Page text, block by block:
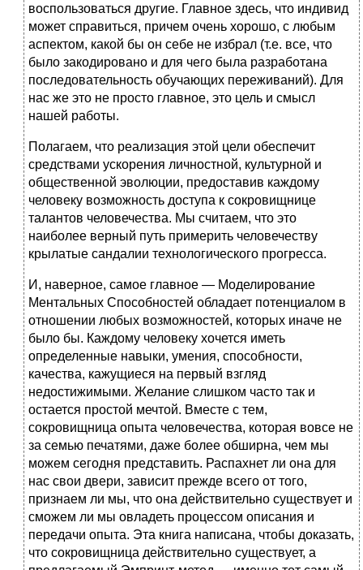
воспользоваться другие. Главное здесь, что индивид
может справиться, причем очень хорошо, с любым
аспектом, какой бы он себе не избрал (т.е. все, что
было закодировано и для чего была разработана
последовательность обучающих переживаний). Для
нас же это не просто главное, это цель и смысл
нашей работы.
Полагаем, что реализация этой цели обеспечит
средствами ускорения личностной, культурной и
общественной эволюции, предоставив каждому
человеку возможность доступа к сокровищнице
талантов человечества. Мы считаем, что это
наиболее верный путь примерить человечеству
крылатые сандалии технологического прогресса.
И, наверное, самое главное — Моделирование
Ментальных Способностей обладает потенциалом в
отношении любых возможностей, которых иначе не
было бы. Каждому человеку хочется иметь
определенные навыки, умения, способности,
качества, кажущиеся на первый взгляд
недостижимыми. Желание слишком часто так и
остается простой мечтой. Вместе с тем,
сокровищница опыта человечества, которая вовсе не
за семью печатями, даже более обширна, чем мы
можем сегодня представить. Распахнет ли она для
нас свои двери, зависит прежде всего от того,
признаем ли мы, что она действительно существует и
сможем ли мы овладеть процессом описания и
передачи опыта. Эта книга написана, чтобы доказать,
что сокровищница действительно существует, а